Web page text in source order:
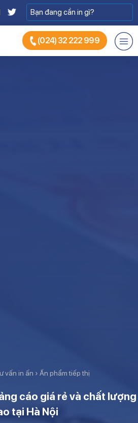
(024) 32 222 999
vấn in ấn › Ấn phẩm tiếp thị
cáo giá rẻ và chất lượng
tại Hà Nội